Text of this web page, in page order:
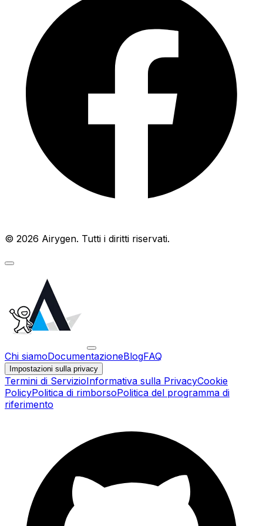
© 2026 Airygen. Tutti i diritti riservati.
Chi siamoDocumentazioneBlogFAQ
Impostazioni sulla privacy
Termini di ServizioInformativa sulla PrivacyCookie
PolicyPolitica di rimborsoPolitica del programma di
riferimento